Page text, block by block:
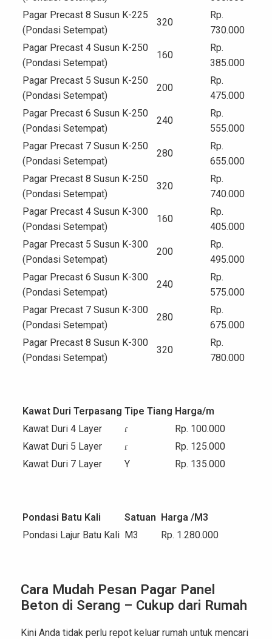
Pagar Precast 8 Susun K-225
(Pondasi Setempat)
320
Rp.
730.000
Pagar Precast 4 Susun K-250
(Pondasi Setempat)
160
Rp.
385.000
Pagar Precast 5 Susun K-250
(Pondasi Setempat)
200
Rp.
475.000
Pagar Precast 6 Susun K-250
(Pondasi Setempat)
240
Rp.
555.000
Pagar Precast 7 Susun K-250
(Pondasi Setempat)
280
Rp.
655.000
Pagar Precast 8 Susun K-250
(Pondasi Setempat)
320
Rp.
740.000
Pagar Precast 4 Susun K-300
(Pondasi Setempat)
160
Rp.
405.000
Pagar Precast 5 Susun K-300
(Pondasi Setempat)
200
Rp.
495.000
Pagar Precast 6 Susun K-300
(Pondasi Setempat)
240
Rp.
575.000
Pagar Precast 7 Susun K-300
(Pondasi Setempat)
280
Rp.
675.000
Pagar Precast 8 Susun K-300
(Pondasi Setempat)
320
Rp.
780.000
Kawat Duri Terpasang Tipe Tiang Harga/m
Kawat Duri 4 Layer
ɾ
Rp. 100.000
Kawat Duri 5 Layer
ɾ
Rp. 125.000
Kawat Duri 7 Layer
Y Rp. 135.000
Pondasi Batu Kali Satuan Harga /M3
Pondasi Lajur Batu Kali M3 Rp. 1.280.000
Cara Mudah Pesan Pagar Panel
Beton di Serang – Cukup dari Rumah
Kini Anda tidak perlu repot keluar rumah untuk mencari